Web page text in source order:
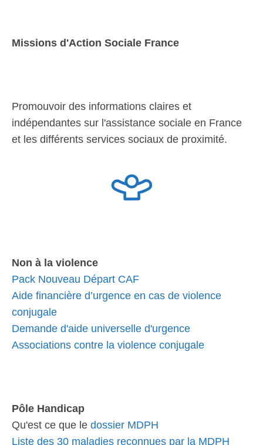
Missions d'Action Sociale France
Promouvoir des informations claires et
indépendantes sur l'assistance sociale en France
et les différents services sociaux de proximité.
Non à la violence
Pack Nouveau Départ CAF
Aide financière d’urgence en cas de violence
conjugale
Demande d'aide universelle d'urgence
Associations contre la violence conjugale
Pôle Handicap
Qu'est ce que le dossier MDPH
Liste des 30 maladies reconnues par la MDPH